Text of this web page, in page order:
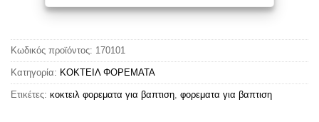
Κωδικός προϊόντος: 170101
Κατηγορία: ΚΟΚΤΕΙΛ ΦΟΡΕΜΑΤΑ
Ετικέτες: κοκτειλ φορεματα για βαπτιση, φορεματα για βαπτιση